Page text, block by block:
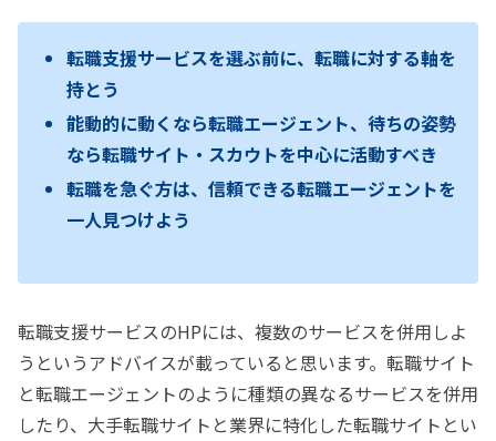
転職支援サービスを選ぶ前に、転職に対する軸を
持とう
能動的に動くなら転職エージェント、待ちの姿勢
なら転職サイト・スカウトを中心に活動すべき
転職を急ぐ方は、信頼できる転職エージェントを
一人見つけよう
転職支援サービスのHPには、複数のサービスを併用しよ
うというアドバイスが載っていると思います。転職サイト
と転職エージェントのように種類の異なるサービスを併用
したり、大手転職サイトと業界に特化した転職サイトとい